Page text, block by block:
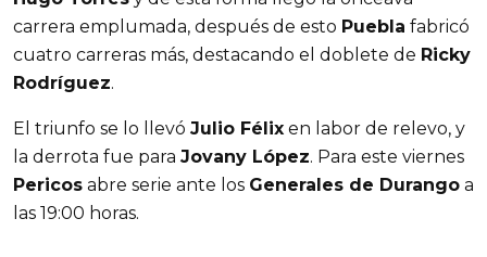
carrera emplumada, después de esto Puebla fabricó
cuatro carreras más, destacando el doblete de Ricky
Rodríguez.
El triunfo se lo llevó Julio Félix en labor de relevo, y
la derrota fue para Jovany López. Para este viernes
Pericos abre serie ante los Generales de Durango a
las 19:00 horas.